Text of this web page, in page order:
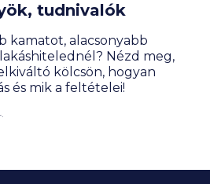
tudnivalók
kamatot, alacsonyabb
Nézd meg,
kölcsön, hogyan
és mik a feltételei!